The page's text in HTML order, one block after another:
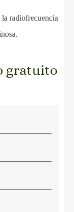
radiofrecuencia
gratuito